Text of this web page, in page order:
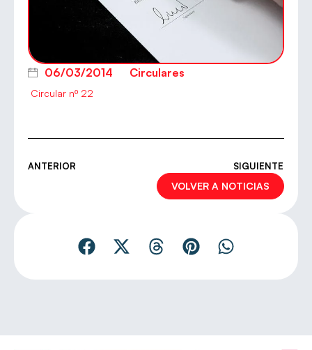
06/03/2014 Circulares
Circular nº 22
ANTERIOR SIGUIENTE
VOLVER A NOTICIAS